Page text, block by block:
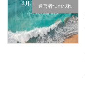
運営者つれづれ